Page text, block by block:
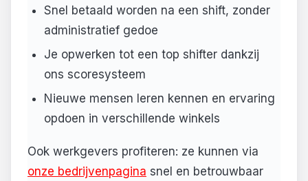
Snel betaald worden na een shift, zonder
administratief gedoe
Je opwerken tot een top shifter dankzij
ons scoresysteem
Nieuwe mensen leren kennen en ervaring
opdoen in verschillende winkels
Ook werkgevers profiteren: ze kunnen via
onze bedrijvenpagina snel en betrouwbaar